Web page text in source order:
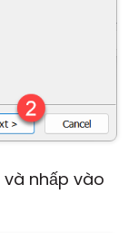
và nhấp vào